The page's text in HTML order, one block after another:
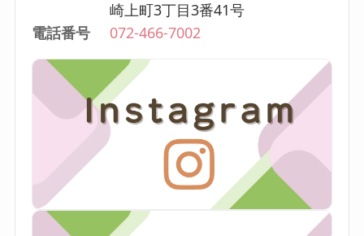
崎上町3丁目3番41号
電話番号
072-466-7002